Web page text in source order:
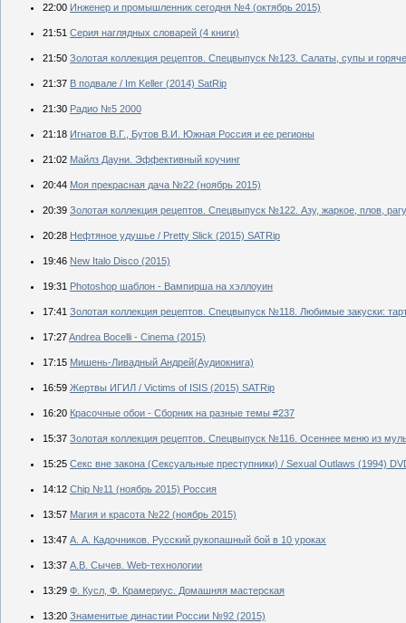
22:00 Инженер и промышленник сегодня №4 (октябрь 2015)
21:51 Серия наглядных словарей (4 книги)
21:50 Золотая коллекция рецептов. Спецвыпуск №123. Салаты, супы и
21:37 В подвале / Im Keller (2014) SatRip
21:30 Радио №5 2000
21:18 Игнатов В.Г., Бутов В.И. Южная Россия и ее регионы
21:02 Майлз Дауни. Эффективный коучинг
20:44 Моя прекрасная дача №22 (ноябрь 2015)
20:39 Золотая коллекция рецептов. Спецвыпуск №122. Азу, жаркое, плов,
20:28 Нефтяное удушье / Pretty Slick (2015) SATRip
19:46 New Italo Disco (2015)
19:31 Photoshop шаблон - Вампирша на хэллоуин
17:41 Золотая коллекция рецептов. Спецвыпуск №118. Любимые закуски:
17:27Andrea Bocelli - Cinema (2015)
17:15 Мишень-Ливадный Андрей(Аудиокнига)
16:59 Жертвы ИГИЛ / Victims of ISIS (2015) SATRip
16:20 Красочные обои - Сборник на разные темы #237
15:37 Золотая коллекция рецептов. Спецвыпуск №116. Осеннее меню из
15:25 Секс вне закона (Сексуальные преступники) / Sexual Outlaws (1994)
14:12 Chip №11 (ноябрь 2015) Россия
13:57 Магия и красота №22 (ноябрь 2015)
13:47 А. А. Кадочников. Русский рукопашный бой в 10 уроках
13:37 А.В. Сычев. Web-технологии
13:29 Ф. Кусл, Ф. Крамериус. Домашняя мастерская
13:20 Знаменитые династии России №92 (2015)